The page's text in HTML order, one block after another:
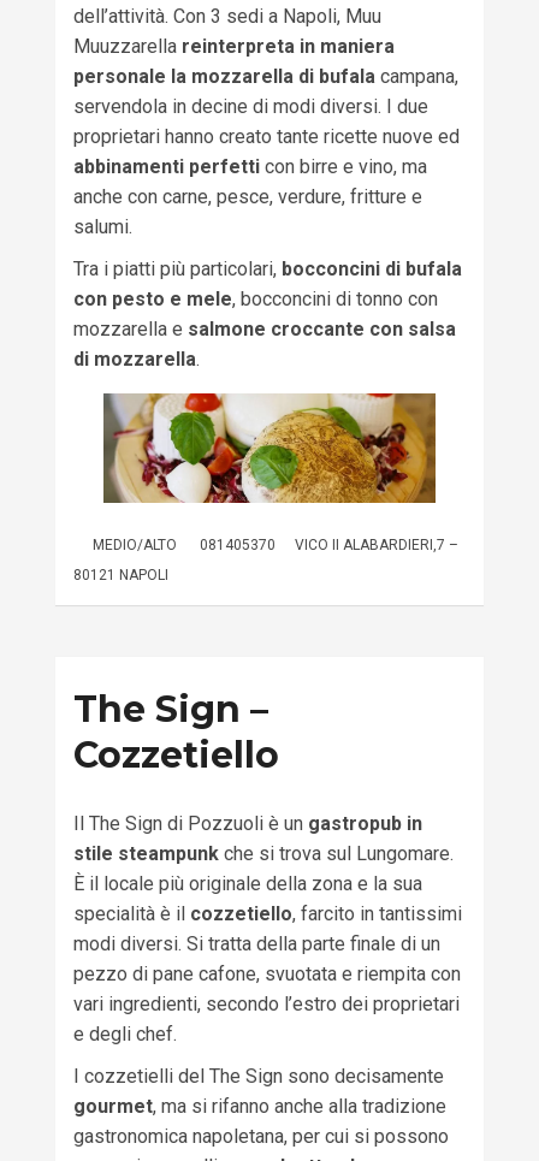
dell’attività. Con 3 sedi a Napoli, Muu
Muuzzarella reinterpreta in maniera
personale la mozzarella di bufalacampana,
servendola in decine di modi diversi. I due
proprietari hanno creato tante ricette nuove ed
abbinamenti perfetticon birre e vino, ma
anche con carne, pesce, verdure, fritture e
salumi.
Tra i piatti più particolari, bocconcini di bufala
con pesto e mele, bocconcini di tonno con
mozzarella e salmone croccante con salsa
di mozzarella.
MEDIO/ALTO 081405370
VICO II ALABARDIERI,7 –
80121 NAPOLI
The Sign –
Cozzetiello
Il The Sign di Pozzuoli è un gastropub in
stile steampunkche si trova sul Lungomare.
È il locale più originale della zona e la sua
specialità è il cozzetiello, farcito in tantissimi
modi diversi. Si tratta della parte finale di un
pezzo di pane cafone, svuotata e riempita con
vari ingredienti, secondo l’estro dei proprietari
e degli chef.
I cozzetielli del The Sign sono decisamente
gourmet, ma si rifanno anche alla tradizione
gastronomica napoletana, per cui si possono